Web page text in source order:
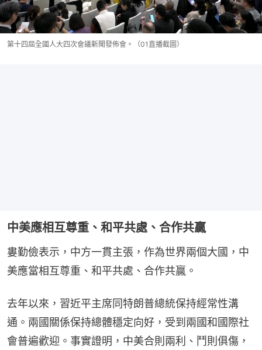
第十四屆全國人大四次會議新聞發佈會。（01直播截圖）
中美應相互尊重、和平共處、合作共贏
婁勤儉表示，中方一貫主張，作為世界兩個大國，中
美應當相互尊重、和平共處、合作共贏。
去年以來，習近平主席同特朗普總統保持經常性溝
通。兩國關係保持總體穩定向好，受到兩國和國際社
會普遍歡迎。事實證明，中美合則兩利、鬥則俱傷，